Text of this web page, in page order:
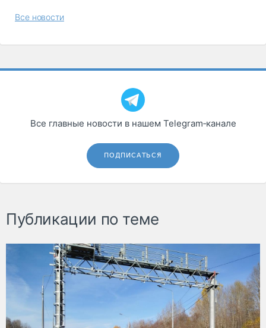
Все новости
Все главные новости в нашем Telegram‑канале
ПОДПИСАТЬСЯ
Публикации по теме